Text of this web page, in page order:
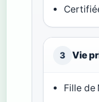
3 Vie
Fille de